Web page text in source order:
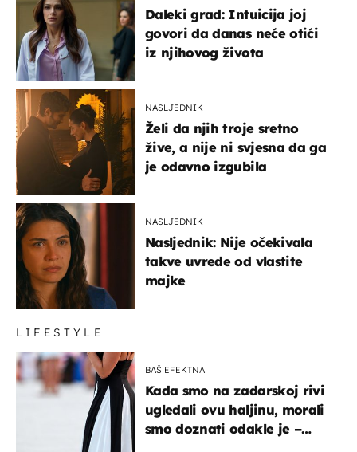
Daleki grad: Intuicija joj
govori da danas neće otići
iz njihovog života
NASLJEDNIK
Želi da njih troje sretno
žive, a nije ni svjesna da ga
je odavno izgubila
NASLJEDNIK
Nasljednik: Nije očekivala
takve uvrede od vlastite
majke
LIFESTYLE
BAŠ EFEKTNA
Kada smo na zadarskoj rivi
ugledali ovu haljinu, morali
smo doznati odakle je –